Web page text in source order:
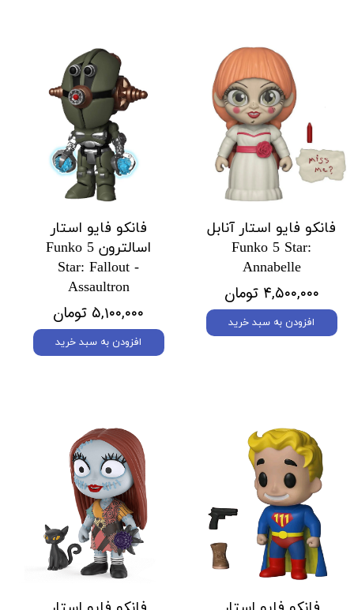
فانکو فایو استار آنابل
Funko 5 Star:
Annabelle
۴,۵۰۰,۰۰۰ تومان
افزودن به سبد خرید
فانکو فایو استار
اسالترون Funko 5
Star: Fallout -
Assaultron
۵,۱۰۰,۰۰۰ تومان
افزودن به سبد خرید